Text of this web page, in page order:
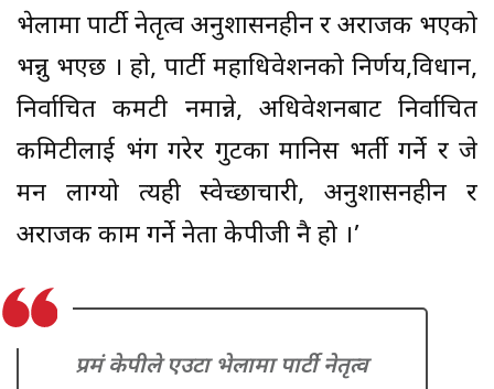
भेलामा पार्टी नेतृत्व अनुशासनहीन र अराजक भएको
भन्नु भएछ । हो, पार्टी महाधिवेशनको निर्णय,विधान,
निर्वाचित कमटी नमान्ने, अधिवेशनबाट निर्वाचित
कमिटीलाई भंग गरेर गुटका मानिस भर्ती गर्ने र जे
मन लाग्यो त्यही स्वेच्छाचारी, अनुशासनहीन र
अराजक काम गर्ने नेता केपीजी नै हो ।’
प्रमं केपीले एउटा भेलामा पार्टी नेतृत्व